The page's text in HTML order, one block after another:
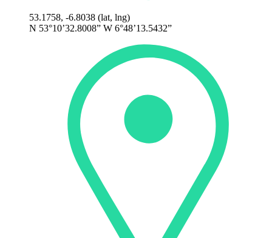
53.1758, -6.8038 (lat, lng)
N 53°10’32.8008” W 6°48’13.5432”